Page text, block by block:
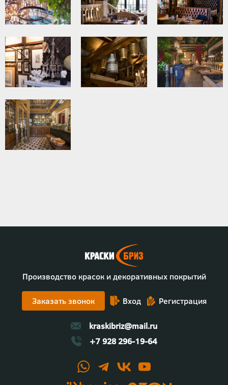
Производство красок и декоративных покрытий
Заказать звонок Вход Регистрация
kraskibriz@mail.ru
+7 928 296-19-64